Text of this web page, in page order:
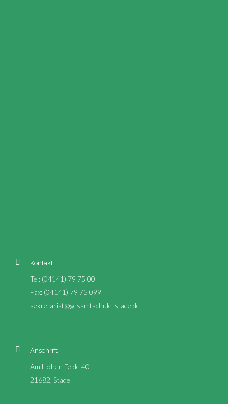
Kontakt
Tel: (04141) 79 75 00
Fax: (04141) 79 75 099
sekretariat@gesamtschule-stade.de
Anschrift
Am Hohen Felde 40
21682, Stade